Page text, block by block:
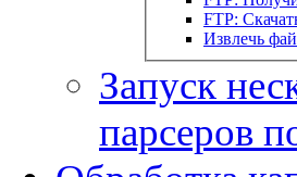
FTP:
Извлечь
Запуск
парсеров